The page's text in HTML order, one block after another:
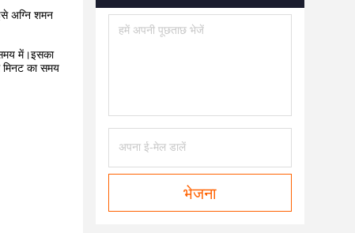
अग्नि शमन
में।इसका
मिनट का समय
भेजना